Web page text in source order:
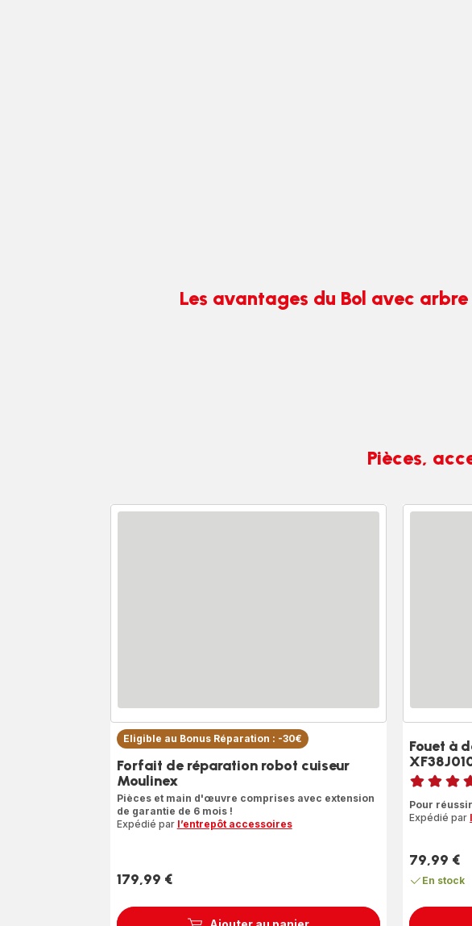
Les avantages du Bol avec
Pièces,
Eligible au Bonus Réparation : -30€
Forfait de réparation robot cuiseur
Moulinex
Pièces et main d'œuvre comprises avec extension
de garantie de 6 mois !
Expédié par l’entrepôt accessoires
Prix
179,99 €
Fouet à
Note
Pour
Expédié par
Prix
79,99 €
En stock